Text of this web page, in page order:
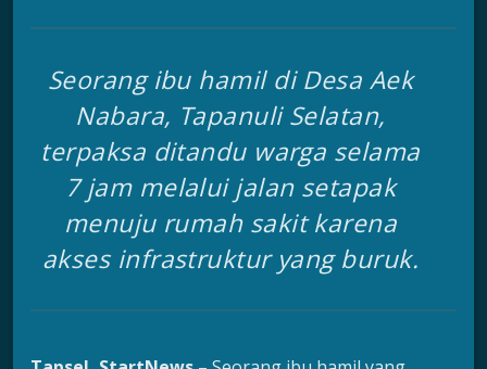
Seorang ibu hamil di Desa Aek
Nabara, Tapanuli Selatan,
terpaksa ditandu warga selama
7 jam melalui jalan setapak
menuju rumah sakit karena
akses infrastruktur yang buruk.